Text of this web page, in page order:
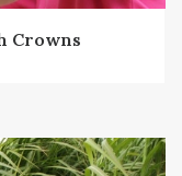
Crowns